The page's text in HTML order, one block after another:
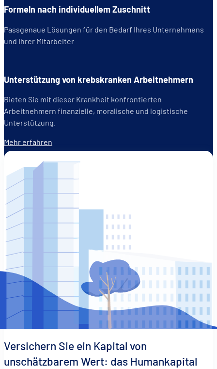
Formeln nach individuellem Zuschnitt
Passgenaue Lösungen für den Bedarf Ihres Unternehmens
und Ihrer Mitarbeiter
Unterstützung von krebskranken Arbeitnehmern
Bieten Sie mit dieser Krankheit konfrontierten
Arbeitnehmern finanzielle, moralische und logistische
Unterstützung.
Mehr erfahren
Versichern Sie ein Kapital von
unschätzbarem Wert: das Humankapital